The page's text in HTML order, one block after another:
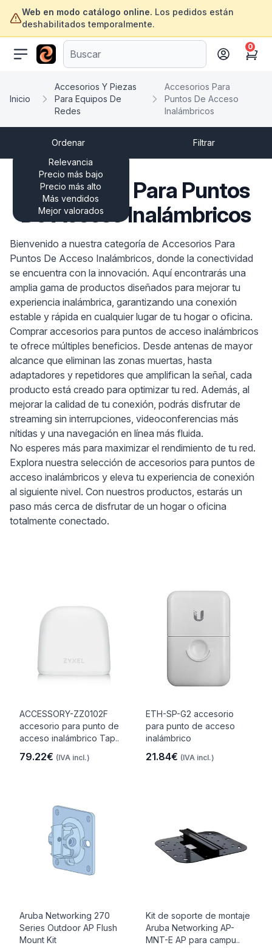
Web en modo catálogo online. Los pedidos están
deshabilitados temporalmente.
ofertasinformatica.com
Cart
0
Inicio
Accesorios Y Piezas
Para Equipos De
Redes
Accesorios Para
Puntos De Acceso
Inalámbricos
Ordenar
Relevancia
Precio más bajo
Precio más alto
Más vendidos
Mejor valorados
Filtrar
Accesorios Para Puntos
De Acceso Inalámbricos
Bienvenido a nuestra categoría de Accesorios Para
Puntos De Acceso Inalámbricos, donde la conectividad
se encuentra con la innovación. Aquí encontrarás una
amplia gama de productos diseñados para mejorar tu
experiencia inalámbrica, garantizando una conexión
estable y rápida en cualquier lugar de tu hogar o oficina.
Comprar accesorios para puntos de acceso inalámbricos
te ofrece múltiples beneficios. Desde antenas de mayor
alcance que eliminan las zonas muertas, hasta
adaptadores y repetidores que amplifican la señal, cada
producto está creado para optimizar tu red. Además, al
mejorar la calidad de tu conexión, podrás disfrutar de
streaming sin interrupciones, videoconferencias más
nítidas y una navegación en línea más fluida.
No esperes más para maximizar el rendimiento de tu red.
Explora nuestra selección de accesorios para puntos de
acceso inalámbricos y eleva tu experiencia de conexión
al siguiente nivel. Con nuestros productos, estarás un
paso más cerca de disfrutar de un hogar o oficina
totalmente conectado.
ACCESSORY-ZZ0102F
accesorio para punto de
acceso inalámbrico Tap..
79.22€ (IVA incl.)
ETH-SP-G2 accesorio
para punto de acceso
inalámbrico
21.84€ (IVA incl.)
Aruba Networking 270
Series Outdoor AP Flush
Mount Kit
Kit de soporte de montaje
Aruba Networking AP-
MNT-E AP para campu..